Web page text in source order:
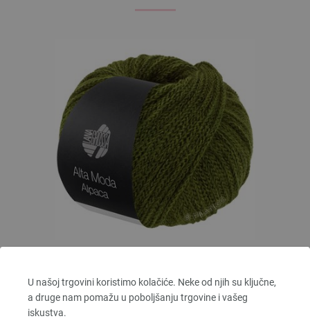
U našoj trgovini koristimo kolačiće. Neke od njih su ključne,
a druge nam pomažu u poboljšanju trgovine i vašeg
iskustva.
ALTA MODA ALPACA
90 % Alpaka, 5 % Djevicavuna, 5 % Poliamid